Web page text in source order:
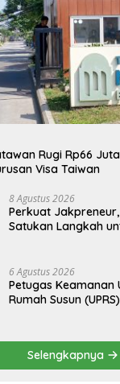
Rugi Rp66
Visa Taiwan
8 Agustus 2026
Perkuat
Satukan Langkah
6 Agustus 2026
Petugas Keamanan
Rumah Susun
Bhabinkamtibmas
Selengkapnya